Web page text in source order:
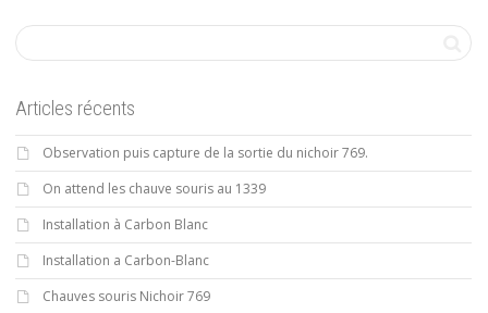
Articles récents
Observation puis capture de la sortie du nichoir 769.
On attend les chauve souris au 1339
Installation à Carbon Blanc
Installation a Carbon-Blanc
Chauves souris Nichoir 769